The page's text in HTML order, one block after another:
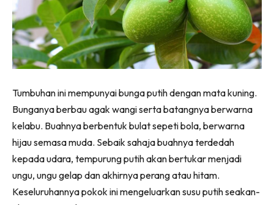
Impiana MakeOver
Lahar Dekor
Sembang Dekor
Sembang Laman
Tip Laman
Hub Ideaktiv
Tumbuhan ini mempunyai bunga putih dengan mata kuning.
Bunganya berbau agak wangi serta batangnya berwarna
kelabu. Buahnya berbentuk bulat sepeti bola, berwarna
hijau semasa muda. Sebaik sahaja buahnya terdedah
kepada udara, tempurung putih akan bertukar menjadi
ungu, ungu gelap dan akhirnya perang atau hitam.
Keseluruhannya pokok ini mengeluarkan susu putih seakan-